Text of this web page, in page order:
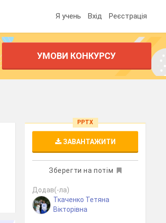
Я учень Вхід Реєстрація
УМОВИ КОНКУРСУ
PPTX
ЗАВАНТАЖИТИ
Зберегти на потім
Додав(-ла)
Ткаченко Тетяна
Вікторівна